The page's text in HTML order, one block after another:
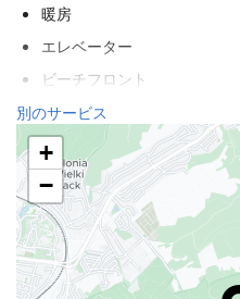
暖房
エレベーター
ビーチフロント
身体不自由者用のアクセス
禁煙ルーム
全館禁煙
防音済み客室
ペット不可
別のサービス
+
−